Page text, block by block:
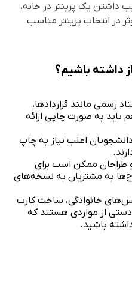
داشتن یک پرینتر در خانه،
در انتخاب پرینتر مناسب
داشته باشیم؟
رسمی مانند قراردادها،
باید به صورت چاپی ارائه
اغلب نیاز به چاپ
طراحان ممکن است برای
به مشتریان به نسخه‌های
خانوادگی، ساخت کارت
دستی از مواردی هستند که
باشید.